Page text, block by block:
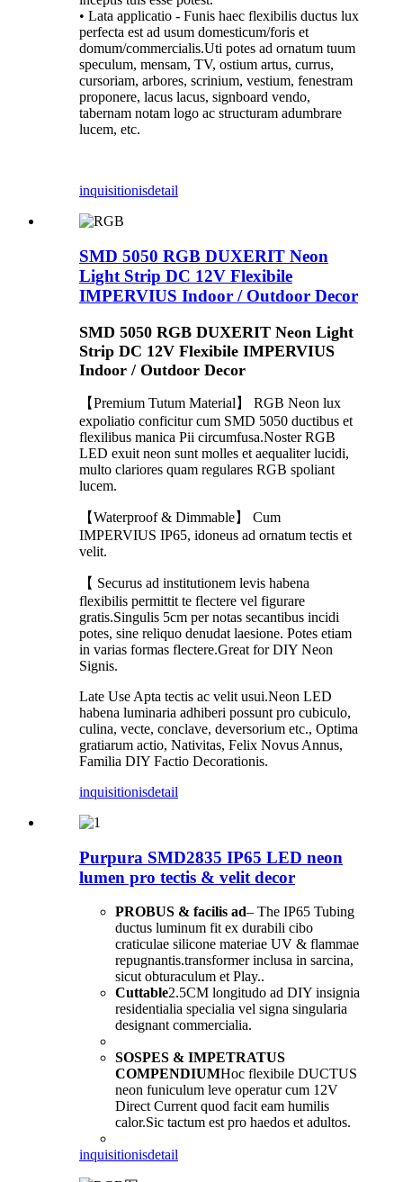
• Lata applicatio - Funis haec flexibilis ductus lux
perfecta est ad usum domesticum/foris et
domum/commercialis.Uti potes ad ornatum tuum
speculum, mensam, TV, ostium artus, currus,
cursoriam, arbores, scrinium, vestium, fenestram
proponere, lacus lacus, signboard vendo,
tabernam notam logo ac structuram adumbrare
lucem, etc.
inquisitionisdetail
SMD 5050 RGB DUXERIT Neon
Light Strip DC 12V Flexibile
IMPERVIUS Indoor / Outdoor Decor
SMD 5050 RGB DUXERIT Neon Light
Strip DC 12V Flexibile IMPERVIUS
Indoor / Outdoor Decor
【Premium Tutum Material】 RGB Neon lux
expoliatio conficitur cum SMD 5050 ductibus et
flexilibus manica Pii circumfusa.Noster RGB
LED exuit neon sunt molles et aequaliter lucidi,
multo clariores quam regulares RGB spoliant
lucem.
【Waterproof & Dimmable】 Cum
IMPERVIUS IP65, idoneus ad ornatum tectis et
velit.
【 Securus ad institutionem levis habena
flexibilis permittit te flectere vel figurare
gratis.Singulis 5cm per notas secantibus incidi
potes, sine reliquo denudat laesione. Potes etiam
in varias formas flectere.Great for DIY Neon
Signis.
Late Use Apta tectis ac velit usui.Neon LED
habena luminaria adhiberi possunt pro cubiculo,
culina, vecte, conclave, deversorium etc., Optima
gratiarum actio, Nativitas, Felix Novus Annus,
Familia DIY Factio Decorationis.
inquisitionisdetail
Purpura SMD2835 IP65 LED neon
lumen pro tectis & velit decor
PROBUS & facilis ad– The IP65 Tubing
ductus luminum fit ex durabili cibo
craticulae silicone materiae UV & flammae
repugnantis.transformer inclusa in sarcina,
sicut obturaculum et Play..
Cuttable2.5CM longitudo ad DIY insignia
residentialia specialia vel signa singularia
designant commercialia.
SOSPES & IMPETRATUS
COMPENDIUMHoc flexibile DUCTUS
neon funiculum leve operatur cum 12V
Direct Current quod facit eam humilis
calor.Sic tactum est pro haedos et adultos.
inquisitionisdetail